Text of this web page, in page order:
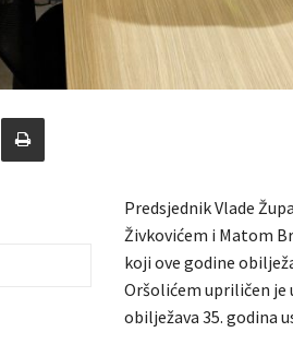
Predsjednik Vlade
Živkovićem i Matom
koji ove godine
Oršolićem upriličen je
obilježava 35. godina